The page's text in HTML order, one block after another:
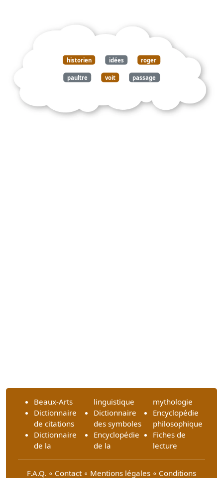
historien idées roger
paultre voit passage
art rhétorique pratique
Beaux-Arts
Dictionnaire
de citations
Dictionnaire
de la
linguistique
Dictionnaire
des symboles
Encyclopédie
de la
mythologie
Encyclopédie
philosophique
Fiches de
lecture
F.A.Q. ∘ Contact∘ Mentions légales ∘ Conditions